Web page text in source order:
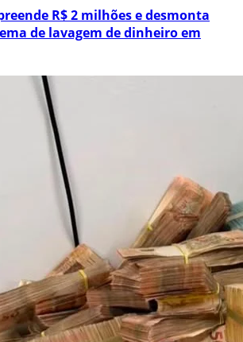
R$ 2 milhões e desmonta
de lavagem de dinheiro em